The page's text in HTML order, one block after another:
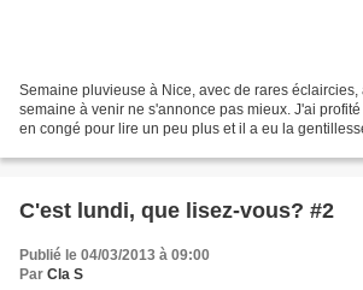
Semaine pluvieuse à Nice, avec de rares éclaircies,
semaine à venir ne s'annonce pas mieux. J'ai
en congé pour lire un peu plus et il a eu la
C'est lundi, que lisez-vous? #2
Publié le 04/03/2013 à 09:00
Par Cla S